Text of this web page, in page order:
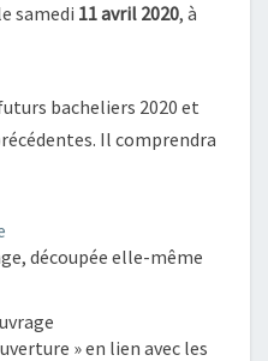
samedi 11 avril 2020, à
bacheliers 2020 et
Il comprendra
découpée elle-même
» en lien avec les